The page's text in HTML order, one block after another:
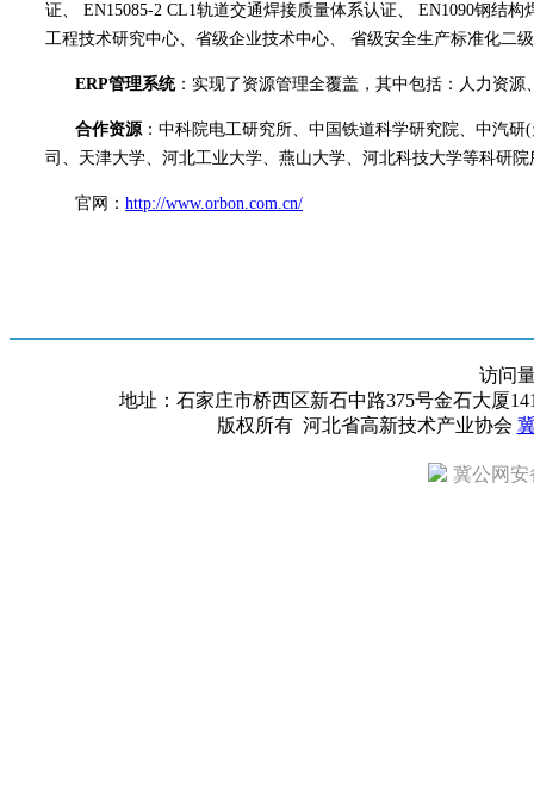
证、 EN15085-2 CL1轨道交通焊接质量体系认证、 EN1090钢结
工程技术研究中心、省级企业技术中心、 省级安全生产标准化二
ERP管理系统：实现了资源管理全覆盖，其中包括：人力资
合作资源：中科院电工研究所、中国铁道科学研究院、中汽
司、天津大学、河北工业大学、燕山大学、河北科技大学等科研院
官网： http://www.orbon.com.cn/
访问
地址：石家庄市桥西区新石中路375号金石大厦
版权所有 河北省高新技术产业协会
冀公网安